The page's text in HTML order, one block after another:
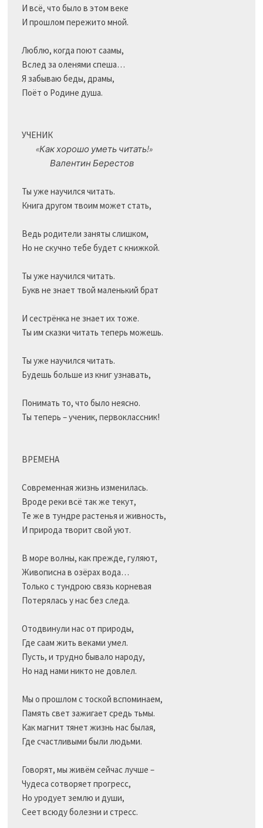
И всё, что было в этом веке
И прошлом пережито мной.
Люблю, когда поют саамы,
Вслед за оленями спеша…
Я забываю беды, драмы,
Поёт о Родине душа.
УЧЕНИК
«Как хорошо уметь читать!»
Валентин Берестов
Ты уже научился читать.
Книга другом твоим может стать,
Ведь родители заняты слишком,
Но не скучно тебе будет с книжкой.
Ты уже научился читать.
Букв не знает твой маленький брат
И сестрёнка не знает их тоже.
Ты им сказки читать теперь можешь.
Ты уже научился читать.
Будешь больше из книг узнавать,
Понимать то, что было неясно.
Ты теперь – ученик, первоклассник!
ВРЕМЕНА
Современная жизнь изменилась.
Вроде реки всё так же текут,
Те же в тундре растенья и живность,
И природа творит свой уют.
В море волны, как прежде, гуляют,
Живописна в озёрах вода…
Только с тундрою связь корневая
Потерялась у нас без следа.
Отодвинули нас от природы,
Где саам жить веками умел.
Пусть, и трудно бывало народу,
Но над нами никто не довлел.
Мы о прошлом с тоской вспоминаем,
Память свет зажигает средь тьмы.
Как магнит тянет жизнь нас былая,
Где счастливыми были людьми.
Говорят, мы живём сейчас лучше –
Чудеса сотворяет прогресс,
Но уродует землю и души,
Сеет всюду болезни и стресс.